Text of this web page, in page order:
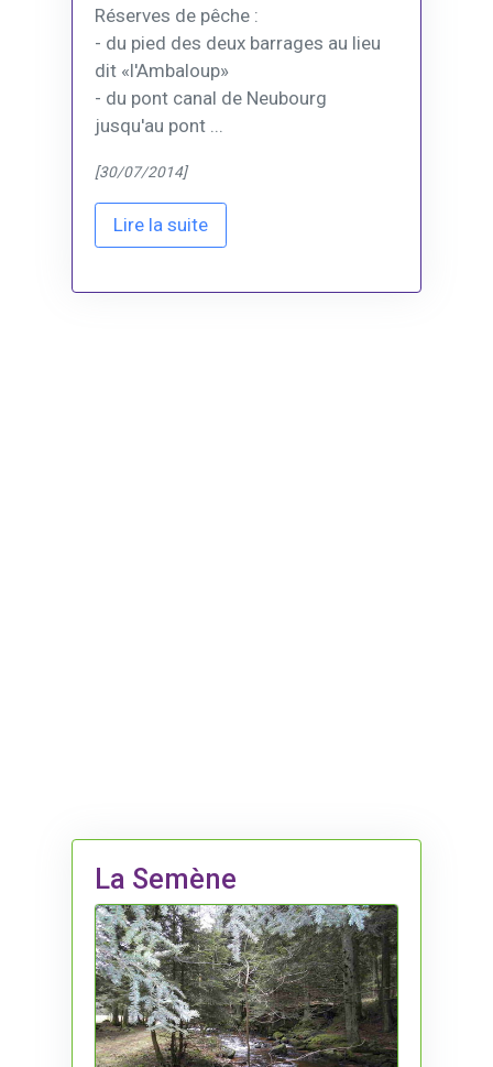
Réserves de pêche :
- du pied des deux barrages au lieu
dit «l'Ambaloup»
- du pont canal de Neubourg
jusqu'au pont ...
[30/07/2014]
Lire la suite
La Semène